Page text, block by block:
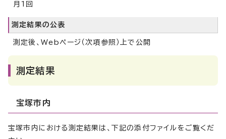
月1回
測定結果の公表
測定後、Webページ（次項参照）上で公開
測定結果
宝塚市内
宝塚市内における測定結果は、下記の添付ファイルをご覧くだ